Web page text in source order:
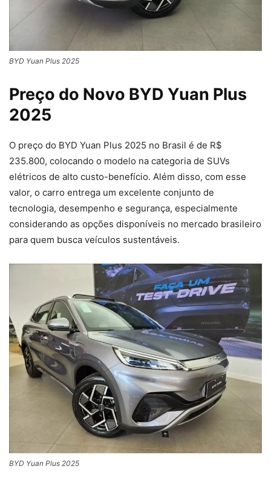
BYD Yuan Plus 2025
Preço do Novo BYD Yuan Plus
2025
O preço do BYD Yuan Plus 2025 no Brasil é de R$
235.800, colocando o modelo na categoria de SUVs
elétricos de alto custo-benefício. Além disso, com esse
valor, o carro entrega um excelente conjunto de
tecnologia, desempenho e segurança, especialmente
considerando as opções disponíveis no mercado brasileiro
para quem busca veículos sustentáveis.
BYD Yuan Plus 2025